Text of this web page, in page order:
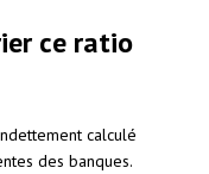
ce ratio
calculé
des banques.